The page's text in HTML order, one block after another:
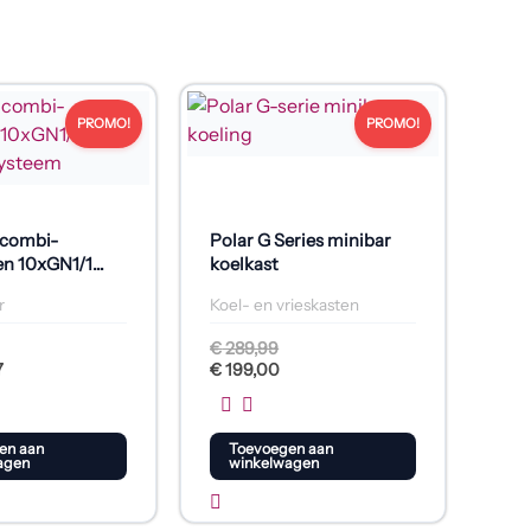
PROMO!
10xGN1/1
aan
PROMO!
Polar G Series minibar
koelkast
Koel- en vrieskasten
€289,99
Oorspronkelijke
prijs
was:
€199,00
Huidige
prijs
is:
Toevoegen aan
winkelwagen